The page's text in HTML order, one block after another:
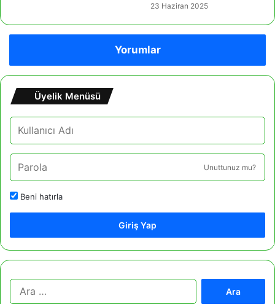
23 Haziran 2025
Yorumlar
Üyelik Menüsü
Unuttunuz mu?
Beni hatırla
Giriş Yap